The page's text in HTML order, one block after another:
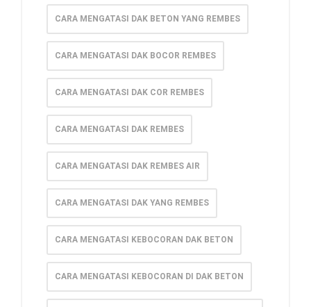
CARA MENGATASI DAK BETON YANG REMBES
CARA MENGATASI DAK BOCOR REMBES
CARA MENGATASI DAK COR REMBES
CARA MENGATASI DAK REMBES
CARA MENGATASI DAK REMBES AIR
CARA MENGATASI DAK YANG REMBES
CARA MENGATASI KEBOCORAN DAK BETON
CARA MENGATASI KEBOCORAN DI DAK BETON